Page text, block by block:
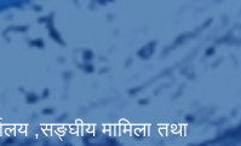
,सङ्घीय मामिला तथा